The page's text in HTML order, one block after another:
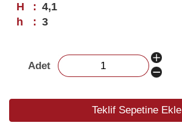
H
: 4,1
h
: 3
Adet
Teklif Sepetine Ekle